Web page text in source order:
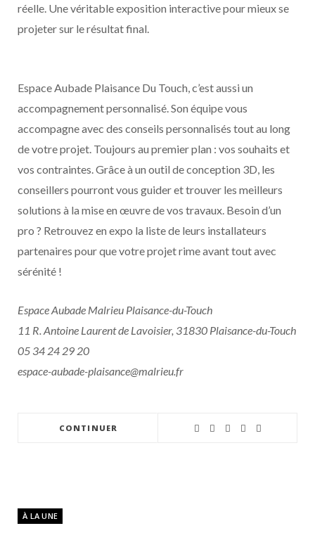
réelle. Une véritable exposition interactive pour mieux se
projeter sur le résultat final.
Espace Aubade Plaisance Du Touch, c’est aussi un
accompagnement personnalisé. Son équipe vous
accompagne avec des conseils personnalisés tout au long
de votre projet. Toujours au premier plan : vos souhaits et
vos contraintes. Grâce à un outil de conception 3D, les
conseillers pourront vous guider et trouver les meilleurs
solutions à la mise en œuvre de vos travaux. Besoin d’un
pro ? Retrouvez en expo la liste de leurs installateurs
partenaires pour que votre projet rime avant tout avec
sérénité !
Espace Aubade Malrieu Plaisance-du-Touch
11 R. Antoine Laurent de Lavoisier, 31830 Plaisance-du-Touch
05 34 24 29 20
espace-aubade-plaisance@malrieu.fr
CONTINUER
À LA UNE